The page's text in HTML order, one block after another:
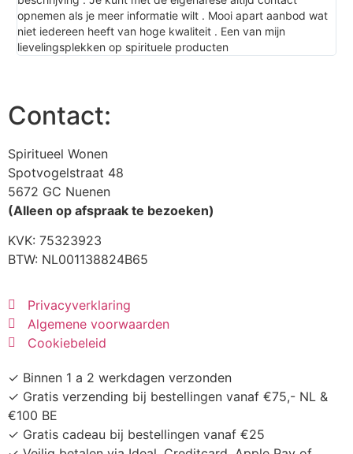
opnemen als je meer informatie wilt . Mooi apart aanbod wat
niet iedereen heeft van hoge kwaliteit . Een van mijn
lievelingsplekken op spirituele producten
Contact:
Spiritueel Wonen
Spotvogelstraat 48
5672 GC Nuenen
(Alleen op afspraak te bezoeken)
KVK: 75323923
BTW: NL001138824B65
Privacyverklaring
Algemene voorwaarden
Cookiebeleid
✓ Binnen 1 a 2 werkdagen verzonden
✓ Gratis verzending bij bestellingen vanaf €75,- NL &
€100 BE
✓ Gratis cadeau bij bestellingen vanaf €25